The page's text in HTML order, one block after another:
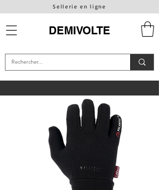
Sellerie en ligne
DEMIVOLTE